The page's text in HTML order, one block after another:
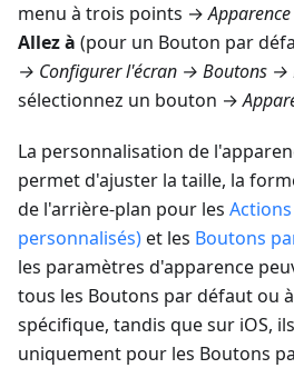
menu à trois points →Apparence
Allez à (pour un Bouton par
→ Configurer l'écran → Boutons →
sélectionnez un bouton →
La personnalisation de
permet d'ajuster la taille, la
de l'arrière-plan pour les
personnalisés)et les Boutons
les paramètres d'apparence
tous les Boutons par défaut ou
spécifique, tandis que sur iOS,
uniquement pour les Boutons